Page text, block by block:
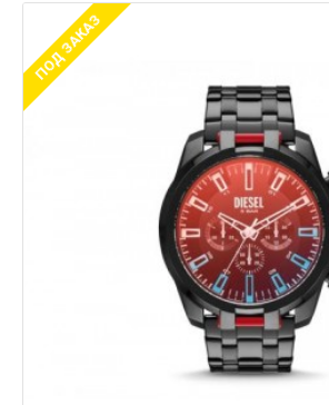
ПОД ЗАКАЗ